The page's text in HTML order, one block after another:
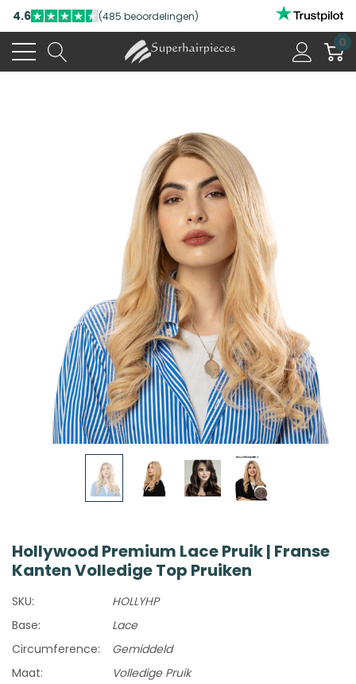
4.6 (485 beoordelingen)
0
Hollywood Premium Lace Pruik | Franse
Kanten Volledige Top Pruiken
SKU:
HOLLYHP
Base:
Lace
Circumference:
Gemiddeld
Maat:
Volledige Pruik